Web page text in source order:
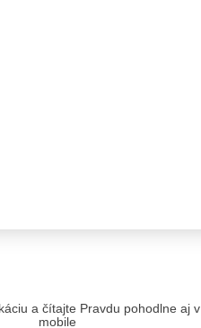
a čítajte Pravdu pohodlne aj v
mobile